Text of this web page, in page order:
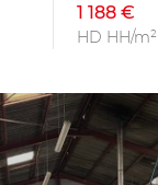
1 188 €
HD HH/m²